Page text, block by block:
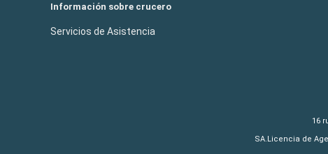
Información sobre crucero
Servicios de Asistencia
16
SA.Licencia de